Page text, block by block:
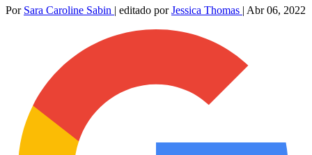
Por Sara Caroline Sabin | editado porJessica Thomas | Abr 06, 2022